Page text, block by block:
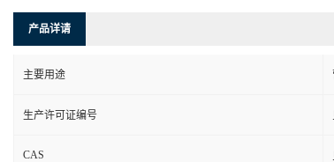
产品详请
主要用途
生产许可证编号
CAS